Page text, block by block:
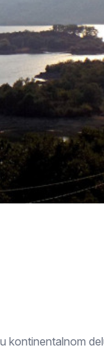
Bašta
Milanovac